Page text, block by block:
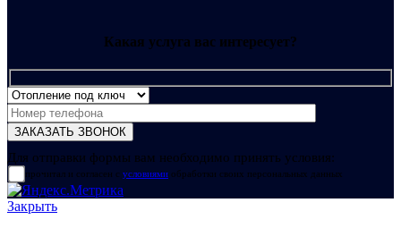
Какая услуга вас интересует?
Для отправки формы вам необходимо принять условия:
прочитал и согласен с условиями обработки своих персональных данных
Закрыть